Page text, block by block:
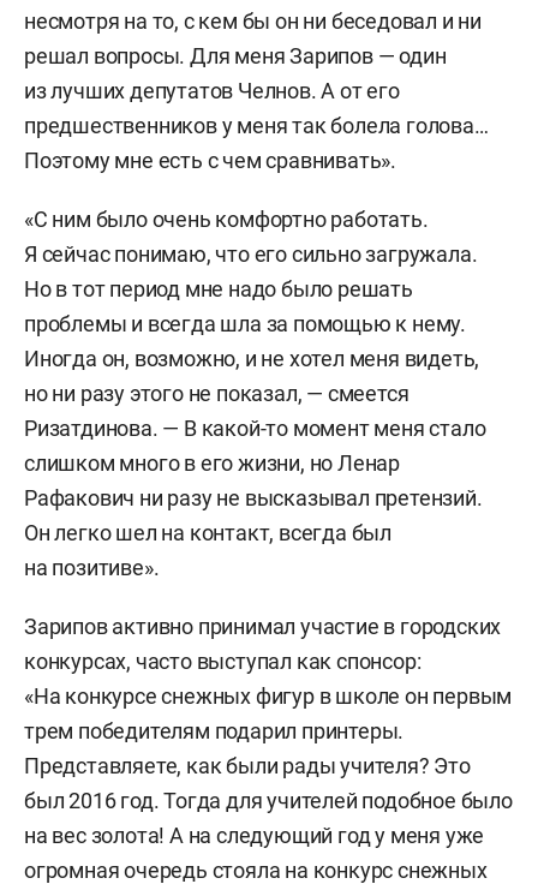
несмотря на то, с кем бы он ни беседовал и ни
решал вопросы. Для меня Зарипов — один
из лучших депутатов Челнов. А от его
предшественников у меня так болела голова…
Поэтому мне есть с чем сравнивать».
«С ним было очень комфортно работать.
Я сейчас понимаю, что его сильно загружала.
Но в тот период мне надо было решать
проблемы и всегда шла за помощью к нему.
Иногда он, возможно, и не хотел меня видеть,
но ни разу этого не показал, — смеется
Ризатдинова. — В какой-то момент меня стало
слишком много в его жизни, но Ленар
Рафакович ни разу не высказывал претензий.
Он легко шел на контакт, всегда был
на позитиве».
Зарипов активно принимал участие в городских
конкурсах, часто выступал как спонсор:
«На конкурсе снежных фигур в школе он первым
трем победителям подарил принтеры.
Представляете, как были рады учителя? Это
был 2016 год. Тогда для учителей подобное было
на вес золота! А на следующий год у меня уже
огромная очередь стояла на конкурс снежных